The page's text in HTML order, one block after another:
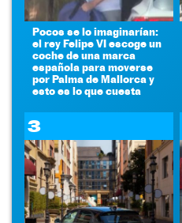
Pocos se lo imaginarían:
el rey Felipe VI escoge un
coche de una marca
española para moverse
por Palma de Mallorca y
esto es lo que cuesta
3